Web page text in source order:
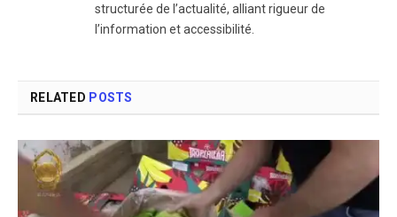
structurée de l’actualité, alliant rigueur de
l’information et accessibilité.
RELATED POSTS